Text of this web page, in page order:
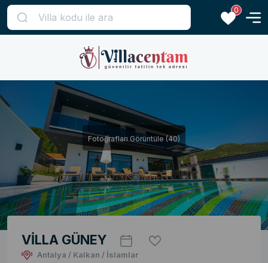
0
Fotoğrafları Görüntüle (40)
VİLLA GÜNEY
Antalya / Kalkan / İslamlar